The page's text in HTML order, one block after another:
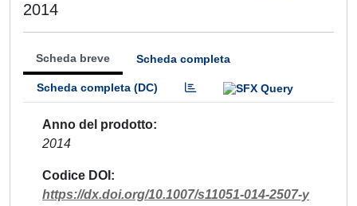
2014
Scheda breve Scheda completa
Scheda completa (DC)
Anno del prodotto
2014
Codice DOI
https://dx.doi.org/10.1007/s11051-014-2507-y